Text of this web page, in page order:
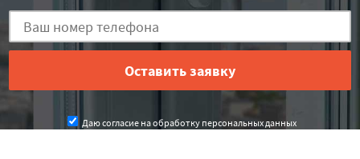
Даю согласие на обработку персональных данных